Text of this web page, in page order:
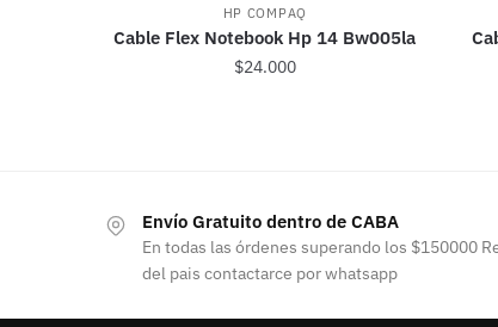
HP COMPAQ
Cable Flex Notebook Hp 14 Bw005la
$24.000
Envío Gratuito dentro de CABA
En todas las órdenes superando los $150000
del pais contactarce por whatsapp